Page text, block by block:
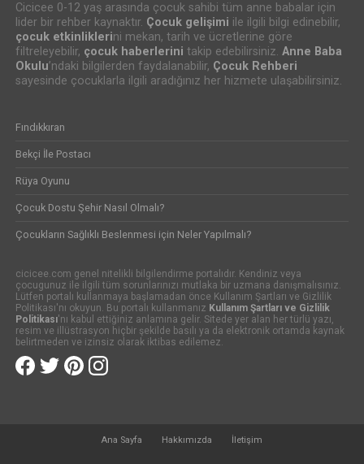
Cicicee 0-12 yaş arasında çocuk sahibi tüm anne babalar için
lider bir rehber kaynaktır. Çocuk gelişimi ile ilgili bilgi edinebilir,
çocuk etkinliklerini mekan, tarih ve ücretlerine göre
filtreleyebilir, çocuk haberlerini takip edebilirsiniz. Anne Baba
Okulu’ndaki bilgilerden faydalanabilir, Çocuk Rehberi
sayesinde çocuklarla ilgili aradığınız her hizmete ulaşabilirsiniz.
Fındıkkıran
Bekçi İle Postacı
Rüya Oyunu
Çocuk Dostu Şehir Nasıl Olmalı?
Çocukların Sağlıklı Beslenmesi için Neler Yapılmalı?
cicicee.com genel nitelikli bilgilendirme portalıdır. Kendiniz veya
çocugunuz ile ilgili tüm sorunlarınızı mutlaka bir uzmana danışmalısınız.
Lütfen portalı kullanmaya başlamadan önce Kullanım Şartları ve Gizlilik
Politikası'nı okuyun. Bu portalı kullanmanız Kullanım Şartları ve Gizlilik
Politikası'nı kabul ettiğiniz anlamına gelir. Sitede yer alan her türlü yazı,
resim ve illüstrasyon hiçbir şekilde basılı ya da elektronik ortamda kaynak
belirtmeden ve izinsiz olarak iktibas edilemez.
Ana Sayfa Hakkımızda İletişim